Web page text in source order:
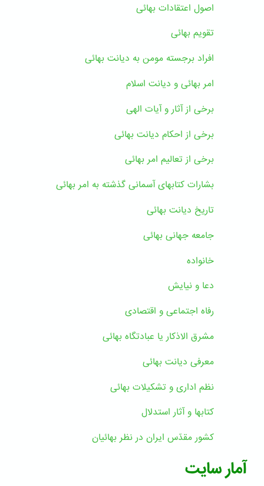
اصول اعتقادات بهائی
تقویم بهائی
افراد برجسته مومن به دیانت بهائی
امر بهائی و دیانت اسلام
برخی از آثار و آیات الهی
برخی از احکام دیانت بهائی
برخی از تعالیم امر بهائی
بشارات کتابهای آسمانی گذشته به امر بهائی
تاریخ دیانت بهائی
جامعه جهانی بهائی
خانواده
دعا و نیایش
رفاه اجتماعی و اقتصادی
مشرق الاذکار یا عبادتگاه بهائی
معرفی دیانت بهائی
نظم اداری و تشکیلات بهائی
کتابها و آثار استدلال
کشور مقدّس ایران در نظر بهائیان
آمار سایت